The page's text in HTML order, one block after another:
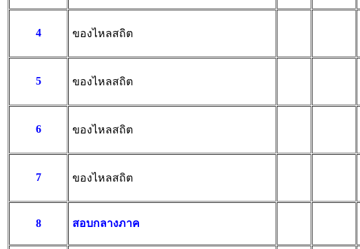
4 ของไหลสถิต
5 ของไหลสถิต
6 ของไหลสถิต
7 ของไหลสถิต
8 สอบกลางภาค